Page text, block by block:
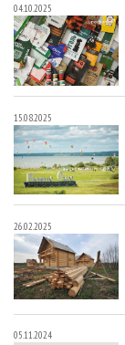
04.10.2025
15.08.2025
26.02.2025
05.11.2024